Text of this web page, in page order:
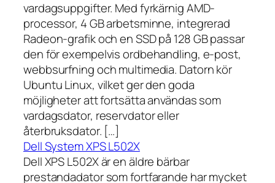
vardagsuppgifter. Med fyrkärnig AMD-
processor, 4 GB arbetsminne, integrerad
Radeon-grafik och en SSD på 128 GB passar
den för exempelvis ordbehandling, e-post,
webbsurfning och multimedia. Datorn kör
Ubuntu Linux, vilket ger den goda
möjligheter att fortsätta användas som
vardagsdator, reservdator eller
återbruksdator. […]
Dell System XPS L502X
Dell XPS L502X är en äldre bärbar
prestandadator som fortfarande har mycket